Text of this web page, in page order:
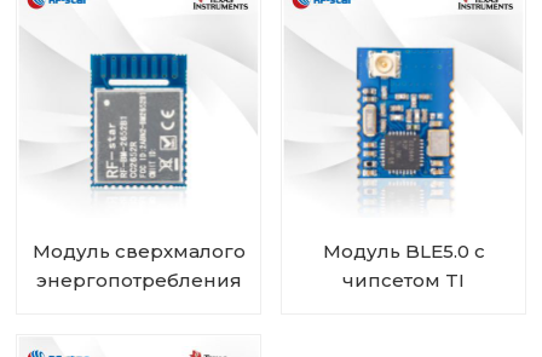
Модуль сверхмалого
энергопотребления
Модуль BLE5.0 с
чипсетом TI